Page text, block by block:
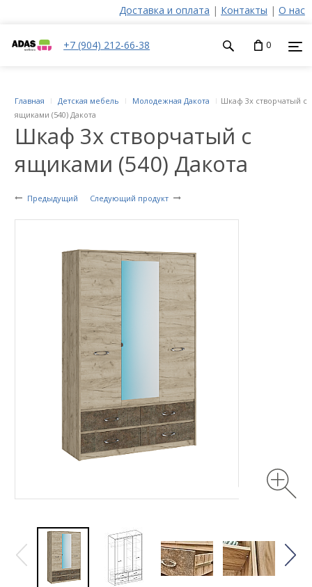
Доставка и оплата | Контакты | О нас
+7 (904) 212-66-38 0
Шкаф 3х створчатый с
ящиками (540) Дакота
Предыдущий Следующий продукт
Главная Детская мебель Молодежная Дакота
Шкаф 3х створчатый с
ящиками (540) Дакота